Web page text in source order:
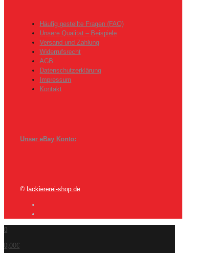
Häufig gestellte Fragen (FAQ)
Unsere Qualitat – Beispiele
Versand und Zahlung
Widerrufsrecht
AGB
Datenschutzerklärung
Impressum
Kontakt
Unser eBay Konto:
© lackiererei-shop.de
0
0,00€